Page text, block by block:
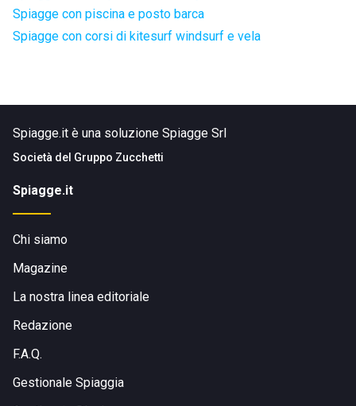
Spiagge con piscina e posto barca
Spiagge con corsi di kitesurf windsurf e vela
Spiagge.it è una soluzione Spiagge Srl
Società del Gruppo Zucchetti
Spiagge.it
Chi siamo
Magazine
La nostra linea editoriale
Redazione
F.A.Q.
Gestionale Spiaggia